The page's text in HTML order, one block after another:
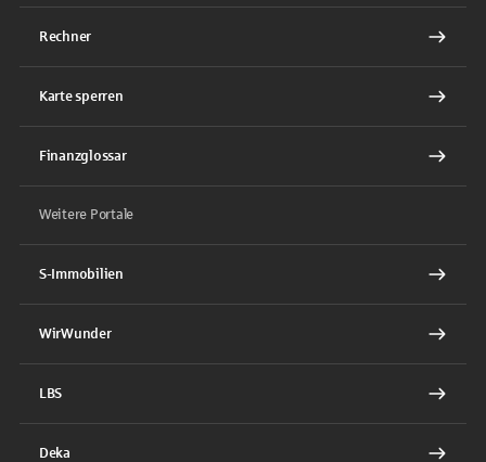
Rechner
Karte sperren
Finanzglossar
Weitere Portale
S-Immobilien
WirWunder
LBS
Deka